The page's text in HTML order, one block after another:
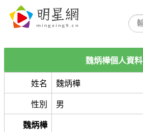
魏炳樺個人資料
姓名 魏炳樺
性別 男
魏炳樺